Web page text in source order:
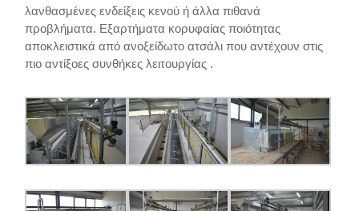
λανθασμένες ενδείξεις κενού ή άλλα πιθανά
προβλήματα. Εξαρτήματα κορυφαίας ποιότητας
αποκλειστικά από ανοξείδωτο ατσάλι που αντέχουν στις
πιο αντίξοες συνθήκες λειτουργίας .